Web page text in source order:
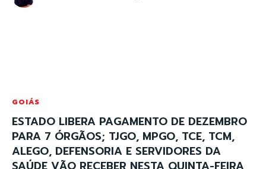
GOIÁS
ESTADO LIBERA PAGAMENTO DE DEZEMBRO
PARA 7 ÓRGÃOS; TJGO, MPGO, TCE, TCM,
ALEGO, DEFENSORIA E SERVIDORES DA